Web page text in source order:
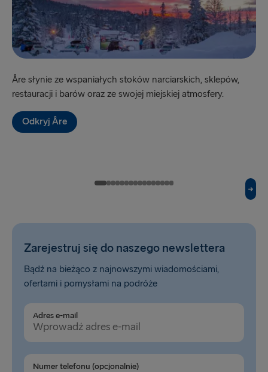
Lipawa → Travemünde
Frederikshavn → Göteborg
Hoek van Holland → Harwich
Dublin → Holyhead
Harwich → Hoek van Holland
Belfast → Cairnryan
Liverpool → Belfast
Holyhead → Dublin
Åre słynie ze wspaniałych stoków narciarskich, sklepów,
restauracji i barów oraz ze swojej miejskiej atmosfery.
Odkryj Åre
Zarejestruj się do naszego newslettera
Bądź na bieżąco z najnowszymi wiadomościami,
ofertami i pomysłami na podróże
Adres e-mail
Numer telefonu (opcjonalnie)